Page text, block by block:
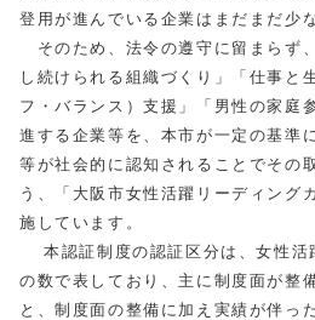
登用が進んでいる企業はまだまだ少
そのため、法令の遵守に留まらず
し続けられる組織づくり」「仕事と
フ・バランス）支援」「男性の家庭
進する企業等を、本市が一定の基準
等が社会的に認知されることでその
う、「大阪市女性活躍リーディング
施しています。
本認証制度の認証区分は、女性活
の数で表しており、主に制度面が整
と、制度面の整備に加え実績が伴っ